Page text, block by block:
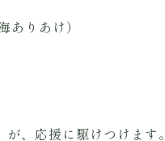
りあけ）
、応援に駆けつけます。